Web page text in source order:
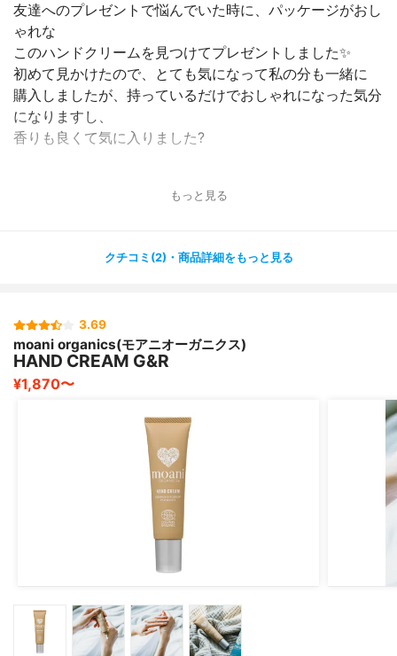
友達へのプレゼントで悩んでいた時に、パッケージがおし
ゃれな
このハンドクリームを見つけてプレゼントしました✨
初めて見かけたので、とても気になって私の分も一緒に
購入しましたが、持っているだけでおしゃれになった気分
になりますし、
香りも良くて気に入りました?
子供の手が乾燥した時にも使用しましたが、とても効果が
香りは森の中にいるような、他にはない珍しい香りです✨
リラックス出来る感じがしました^ ^?
プレゼントなどにとてもおすすめのハンドクリームです✨
もっと見る
クチコミ(2)・商品詳細をもっと見る
3.69
moani organics(モアニオーガニクス)
HAND CREAM G&R
¥1,870〜